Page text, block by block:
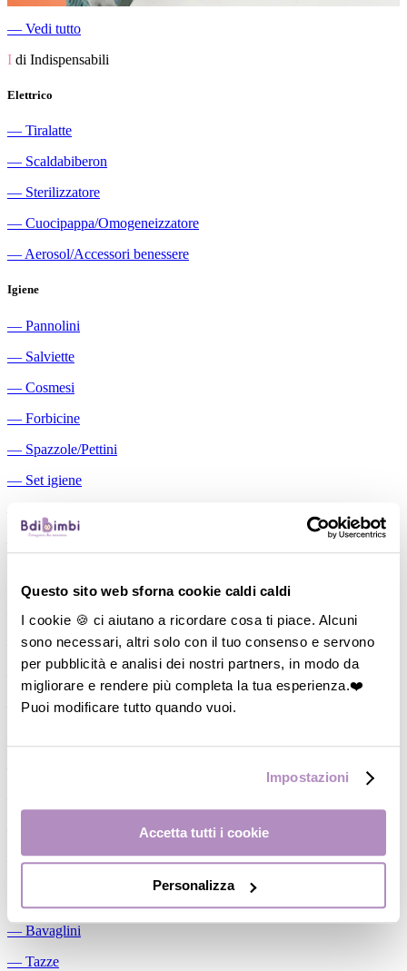
Questo sito web sforna cookie caldi caldi
I cookie 🍪 ci aiutano a ricordare cosa ti piace. Alcuni
sono necessari, altri solo con il tuo consenso e servono
per pubblicità e analisi dei nostri partners, in modo da
migliorare e rendere più completa la tua esperienza.❤️
Puoi modificare tutto quando vuoi.
Impostazioni
Accetta tutti i cookie
Personalizza
― Vedi tutto
I di Indispensabili
Elettrico
― Tiralatte
― Scaldabiberon
― Sterilizzatore
― Cuocipappa/Omogeneizzatore
― Aerosol/Accessori benessere
Igiene
― Pannolini
― Salviette
― Cosmesi
― Forbicine
― Spazzole/Pettini
― Set igiene
Aspiratori nasali manuali
―
Cuscini allattamento
―Biberon
―
Tettarelle
―Succhietti
Conservalatte Materno
―Massaggiagengive
― Bavaglini
― Tazze